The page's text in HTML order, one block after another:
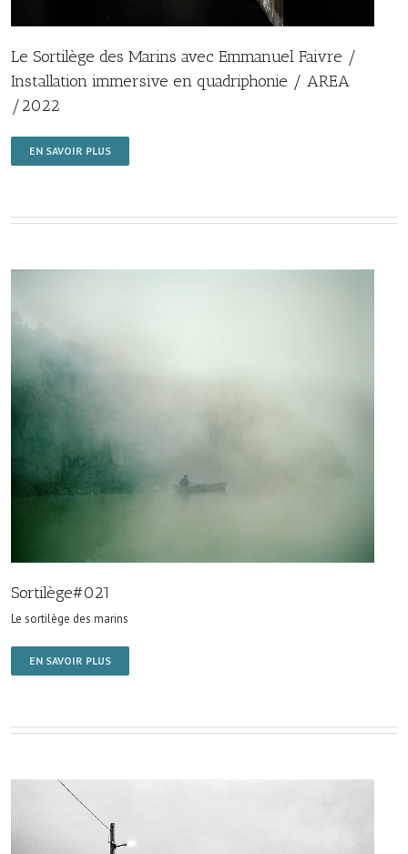
Le Sortilège des Marins avec Emmanuel Faivre /
Installation immersive en quadriphonie / AREA
/2022
EN SAVOIR PLUS
Sortilège#021
Le sortilège des marins
EN SAVOIR PLUS